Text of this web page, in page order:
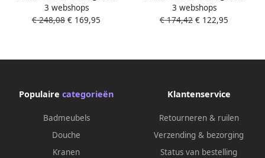
Vernis elektronische
wastafelkraan koud water en
3 webshops
€ 248,08 € 169,95
Vernis Blend 210
wastafelkraan m. draaibare
3 webshops
€ 174,42 € 122,95
Populaire categorieën
Badmeubels
Douche
Kranen
Klantenservice
Retourneren & ruilen
Verzending & bezorging
Status van bestelling